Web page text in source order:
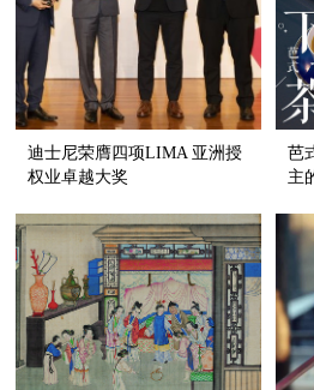
迪士尼荣膺四项LIMA 亚洲授
权业卓越大奖
芭
主